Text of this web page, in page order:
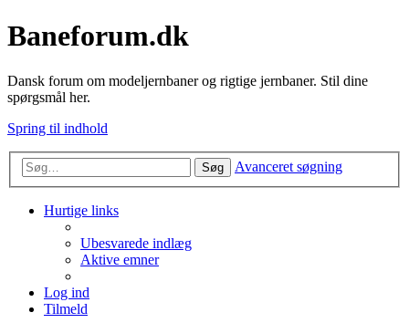
Baneforum.dk
Dansk forum om modeljernbaner og rigtige jernbaner. Stil dine
spørgsmål her.
Spring til indhold
Søg Avanceret søgning
Hurtige links
Ubesvarede indlæg
Aktive emner
Log ind
Tilmeld